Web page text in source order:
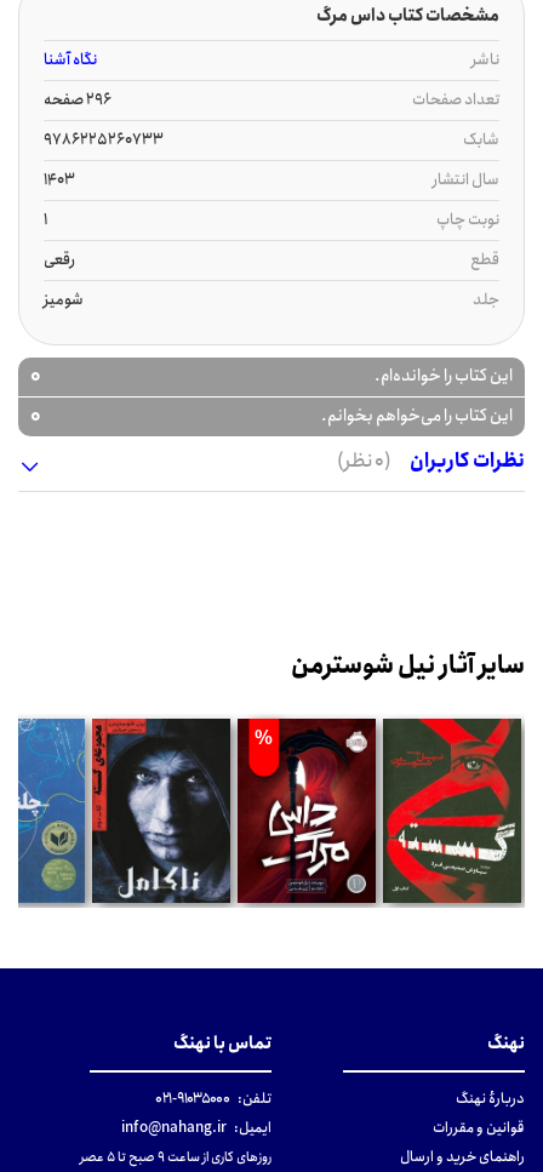
مشخصات کتاب داس مرگ
ناشر
نگاه آشنا
تعداد صفحات
296 صفحه
شابک
9786225260733
سال انتشار
1403
نوبت چاپ
1
قطع
رقعی
جلد
شومیز
این کتاب را خوانده‌ام. 0
این کتاب را می‌خواهم بخوانم.
0
نظرات کاربران
(0 نظر)
سایر آثار نیل شوسترمن
%
نهنگ
دربارهٔ نهنگ
قوانین و مقررات
راهنمای خرید و ارسال
تماس با نهنگ
تلفن: ۹۱۰۳۵۰۰۰-۰۲۱
ایمیل: info@nahang.ir
روزهای کاری از ساعت ۹ صبح تا ۵ عصر